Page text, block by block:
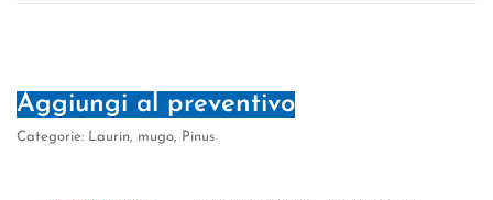
Aggiungi al preventivo
Categorie: Laurin, mugo, Pinus